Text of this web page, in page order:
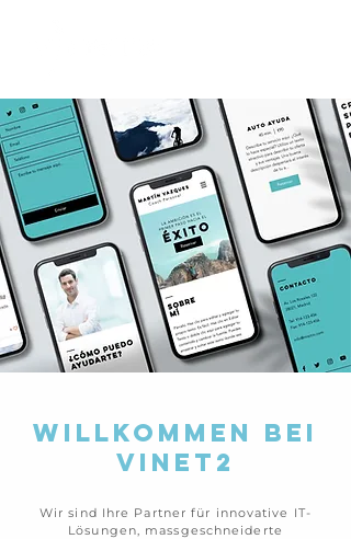
Willkommen bei
Vinet2
Wir sind Ihre Partner für innovative IT-
Lösungen, massgeschneiderte